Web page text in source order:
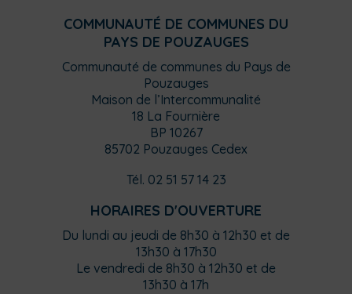
COMMUNAUTÉ DE COMMUNES DU
PAYS DE POUZAUGES
Communauté de communes du Pays de
Pouzauges
Maison de l’Intercommunalité
18 La Fournière
BP 10267
85702 Pouzauges Cedex
Tél. 02 51 57 14 23
HORAIRES D'OUVERTURE
Du lundi au jeudi de 8h30 à 12h30 et de
13h30 à 17h30
Le vendredi de 8h30 à 12h30 et de
13h30 à 17h